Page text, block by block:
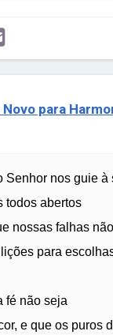
para
Senhor nos guie à
todos abertos
nossas falhas
para
fé não seja
e que os puros